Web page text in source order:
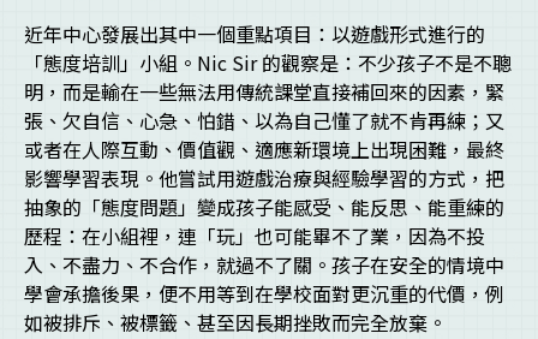
近年中心發展出其中一個重點項目：以遊戲形式進行的
「態度培訓」小組。Nic Sir 的觀察是：不少孩子不是不聰
明，而是輸在一些無法用傳統課堂直接補回來的因素，緊
張、欠自信、心急、怕錯、以為自己懂了就不肯再練；又
或者在人際互動、價值觀、適應新環境上出現困難，最終
影響學習表現。他嘗試用遊戲治療與經驗學習的方式，把
抽象的「態度問題」變成孩子能感受、能反思、能重練的
歷程：在小組裡，連「玩」也可能畢不了業，因為不投
入、不盡力、不合作，就過不了關。孩子在安全的情境中
學會承擔後果，便不用等到在學校面對更沉重的代價，例
如被排斥、被標籤、甚至因長期挫敗而完全放棄。